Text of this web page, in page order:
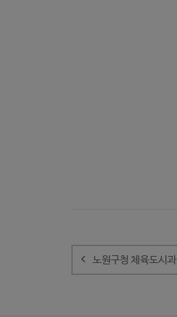
내
비 노원구청 체육도시과